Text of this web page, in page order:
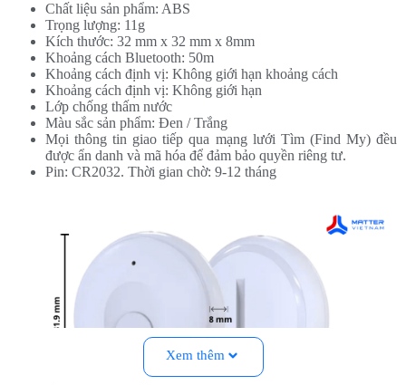
Chất liệu sản phẩm: ABS
Trọng lượng: 11g
Kích thước: 32 mm x 32 mm x 8mm
Khoảng cách Bluetooth: 50m
Khoảng cách định vị: Không giới hạn khoảng cách
Khoảng cách định vị: Không giới hạn
Lớp chống thấm nước
Màu sắc sản phẩm: Đen / Trắng
Mọi thông tin giao tiếp qua mạng lưới Tìm (Find My) đều
được ẩn danh và mã hóa để đảm bảo quyền riêng tư.
Pin: CR2032. Thời gian chờ: 9-12 tháng
Xem thêm